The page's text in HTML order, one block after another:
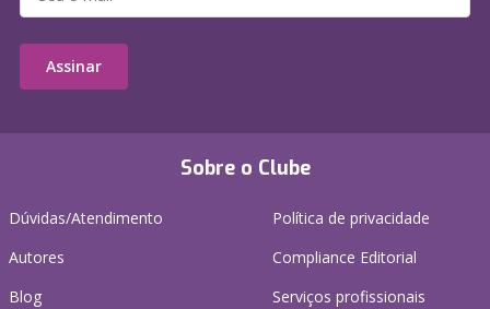
Sobre o Clube
Dúvidas/Atendimento
Autores
Blog
Política de privacidade
Compliance Editorial
Serviços profissionais
Assinar